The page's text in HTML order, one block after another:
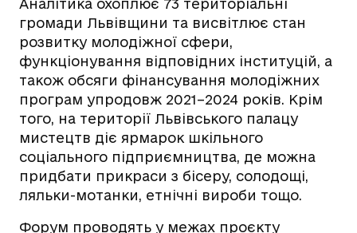
Аналітика охоплює 73 територіальні
громади Львівщини та висвітлює стан
розвитку молодіжної сфери,
функціонування відповідних інституцій, а
також обсяги фінансування молодіжних
програм упродовж 2021–2024 років. Крім
того, на території Львівського палацу
мистецтв діє ярмарок шкільного
соціального підприємництва, де можна
придбати прикраси з бісеру, солодощі,
ляльки-мотанки, етнічні вироби тощо.
Форум проводять у межах проєкту